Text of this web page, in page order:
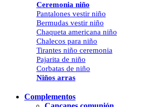
Ceremonia niño
Pantalones vestir niño
Bermudas vestir niño
Chaqueta americana niño
Chalecos para niño
Tirantes niño ceremonia
Pajarita de niño
Corbatas de niño
Niños arras
Complementos